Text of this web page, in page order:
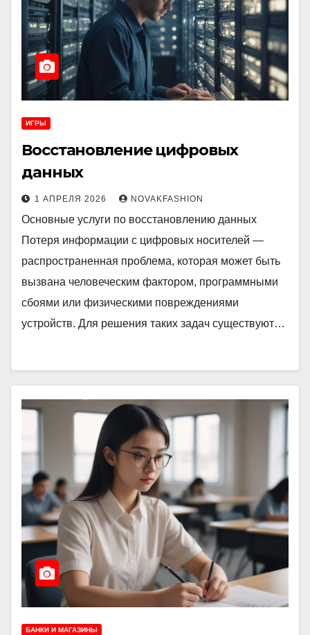
ИГРЫ
Восстановление цифровых
данных
1 АПРЕЛЯ 2026 NOVAKFASHION
Основные услуги по восстановлению данных
Потеря информации с цифровых носителей —
распространенная проблема, которая может быть
вызвана человеческим фактором, программными
сбоями или физическими повреждениями
устройств. Для решения таких задач существуют…
БАНКИ И МАГАЗИНЫ